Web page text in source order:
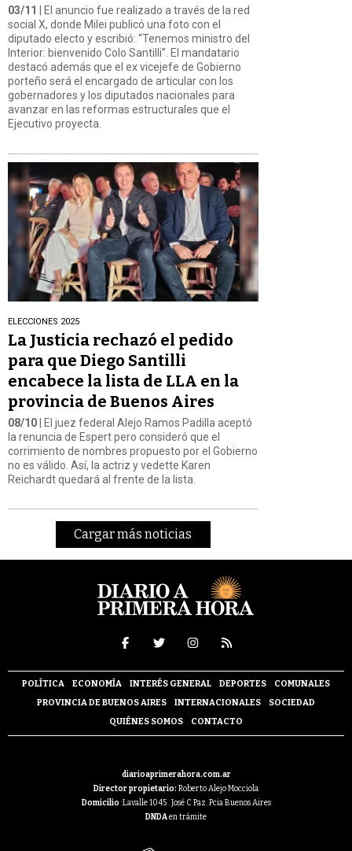
03/11
| El anuncio fue realizado a través de la red
social X, donde Milei publicó una foto con el
diputado electo y escribió: “Tenemos ministro del
Interior: bienvenido Colo Santilli”. El mandatario
destacó además que el ex vicejefe de Gobierno
porteño será el encargado de articular con los
gobernadores y los diputados nacionales para
avanzar en las reformas estructurales que el
Ejecutivo proyecta.
ELECCIONES 2025
La Justicia rechazó el pedido
para que Diego Santilli
encabece la lista de LLA en la
provincia de Buenos Aires
08/10 | El juez federal Alejo Ramos Padilla aceptó
la renuncia de Espert pero consideró que el
corrimiento de nombres propuesto por el Gobierno
no es válido. Así, la actriz y vedette Karen
Reichardt quedará al frente de la lista.
Cargar más noticias
POLÍTICA ECONOMÍA INTERÉS GENERAL DEPORTES
COMUNALES
PROVINCIA DE BUENOS AIRES
INTERNACIONALES
SOCIEDAD
QUIÉNES SOMOS
CONTACTO
diarioaprimerahora.com.ar
Director propietario: Roberto Alejo Mocciola
Domicilio :Lavalle 1045 . José C Paz. Pcia Buenos Aires
DNDAen trámite